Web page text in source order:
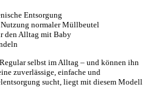
Entsorgung
normaler Müllbeutel
den Alltag mit Baby
selbst im Alltag – und können ihn
zuverlässige, einfache und
sucht, liegt mit diesem Modell